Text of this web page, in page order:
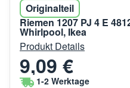
Originalteil
Riemen 1207 PJ 4 E
Whirlpool, Ikea
Produkt Details
9,09 €
1-2 Werktage